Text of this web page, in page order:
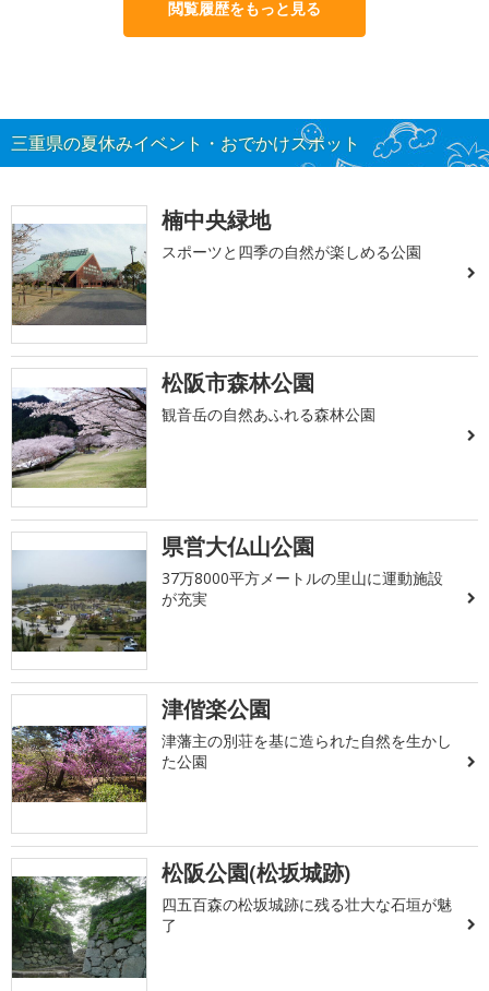
閲覧履歴をもっと見る
三重県の夏休みイベント・おでかけスポット
楠中央緑地
スポーツと四季の自然が楽しめる公園
松阪市森林公園
観音岳の自然あふれる森林公園
県営大仏山公園
37万8000平方メートルの里山に運動施設
が充実
津偕楽公園
津藩主の別荘を基に造られた自然を生かし
た公園
松阪公園(松坂城跡)
四五百森の松坂城跡に残る壮大な石垣が魅
了